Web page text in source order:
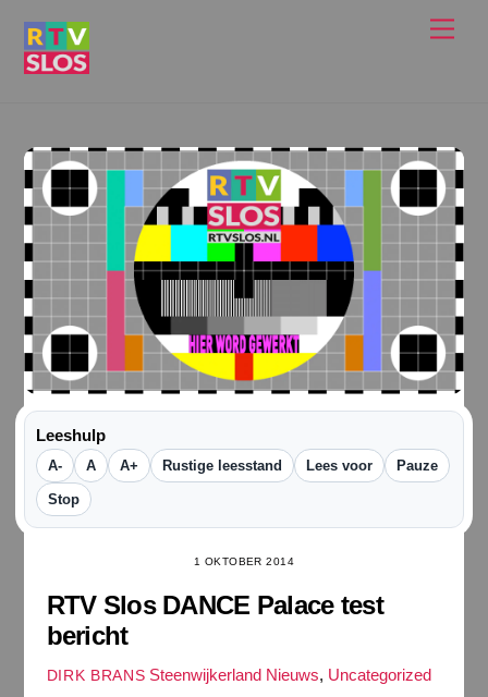
Leeshulp
A- A A+ Rustige leesstand Lees voor Pauze
Stop
1 OKTOBER 2014
RTV Slos DANCE Palace test
bericht
DIRK BRANS Steenwijkerland Nieuws, Uncategorized